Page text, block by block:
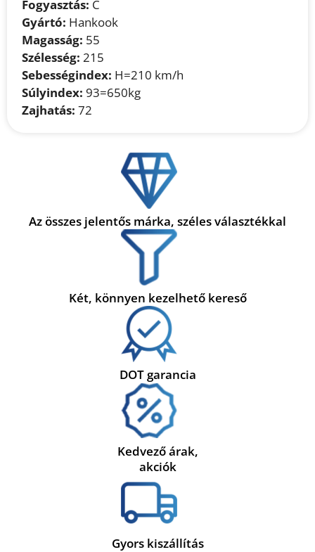
Fogyasztás: C
Gyártó: Hankook
Magasság: 55
Szélesség: 215
Sebességindex: H=210 km/h
Súlyindex: 93=650kg
Zajhatás: 72
Az összes jelentős márka, széles választékkal
Két, könnyen kezelhető kereső
DOT garancia
Kedvező árak,
akciók
Gyors kiszállítás